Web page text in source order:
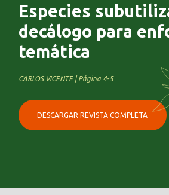
Especies
decálogo para
temática
CARLOS VICENTE | Página 4-5
DESCARGAR REVISTA COMPLETA